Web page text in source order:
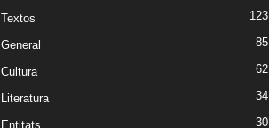
Textos 123
General 85
Cultura 62
Literatura 34
Entitats 30